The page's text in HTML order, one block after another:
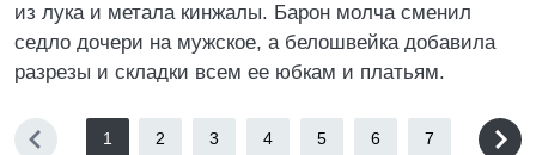
из лука и метала кинжалы. Барон молча сменил
седло дочери на мужское, а белошвейка добавила
разрезы и складки всем ее юбкам и платьям.
1 2 3 4 5 6 7